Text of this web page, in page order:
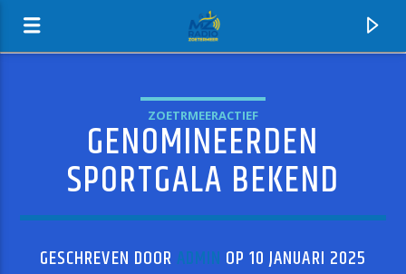
MZ-RADIO
ZOETRMEERACTIEF
GENOMINEERDEN
SPORTGALA BEKEND
GESCHREVEN DOOR ADMIN OP 10 JANUARI 2025